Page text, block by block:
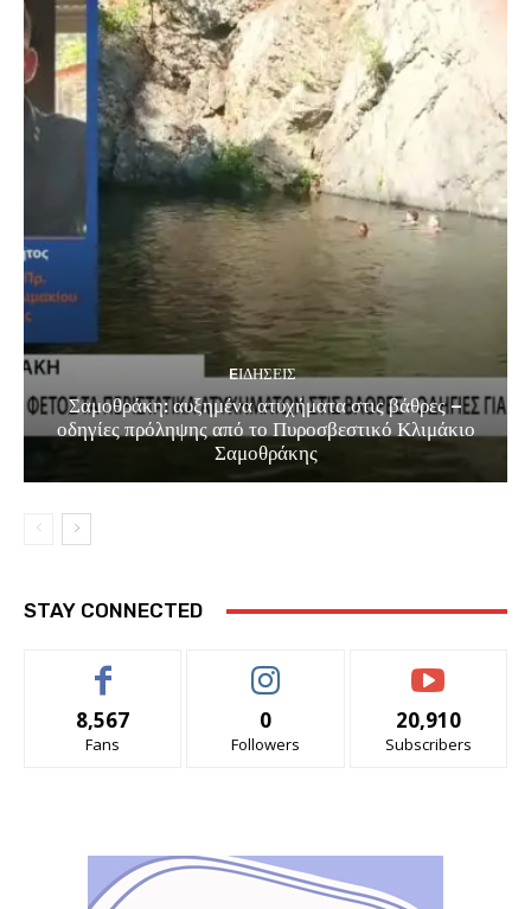
EΙΔΗΣΕΙΣ
Σαμοθράκη: αυξημένα ατυχήματα στις βάθρες –
οδηγίες πρόληψης από το Πυροσβεστικό Κλιμάκιο
Σαμοθράκης
STAY CONNECTED
8,567
Fans
0
Followers
20,910
Subscribers